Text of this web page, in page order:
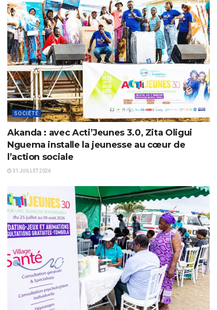
SOCIÉTÉ
Akanda : avec Acti’Jeunes 3.0, Zita Oligui
Nguema installe la jeunesse au cœur de
l’action sociale
31 JUILLET 2026